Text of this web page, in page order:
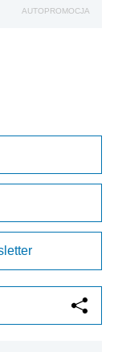
AUTOPROMOCJA